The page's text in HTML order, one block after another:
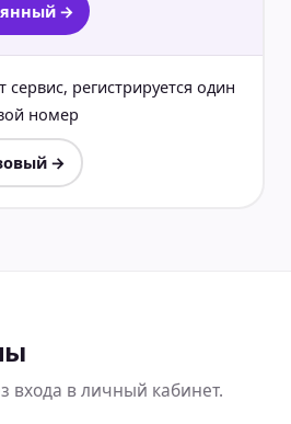
→
сервис, регистрируется один
номер
→
входа в личный кабинет.